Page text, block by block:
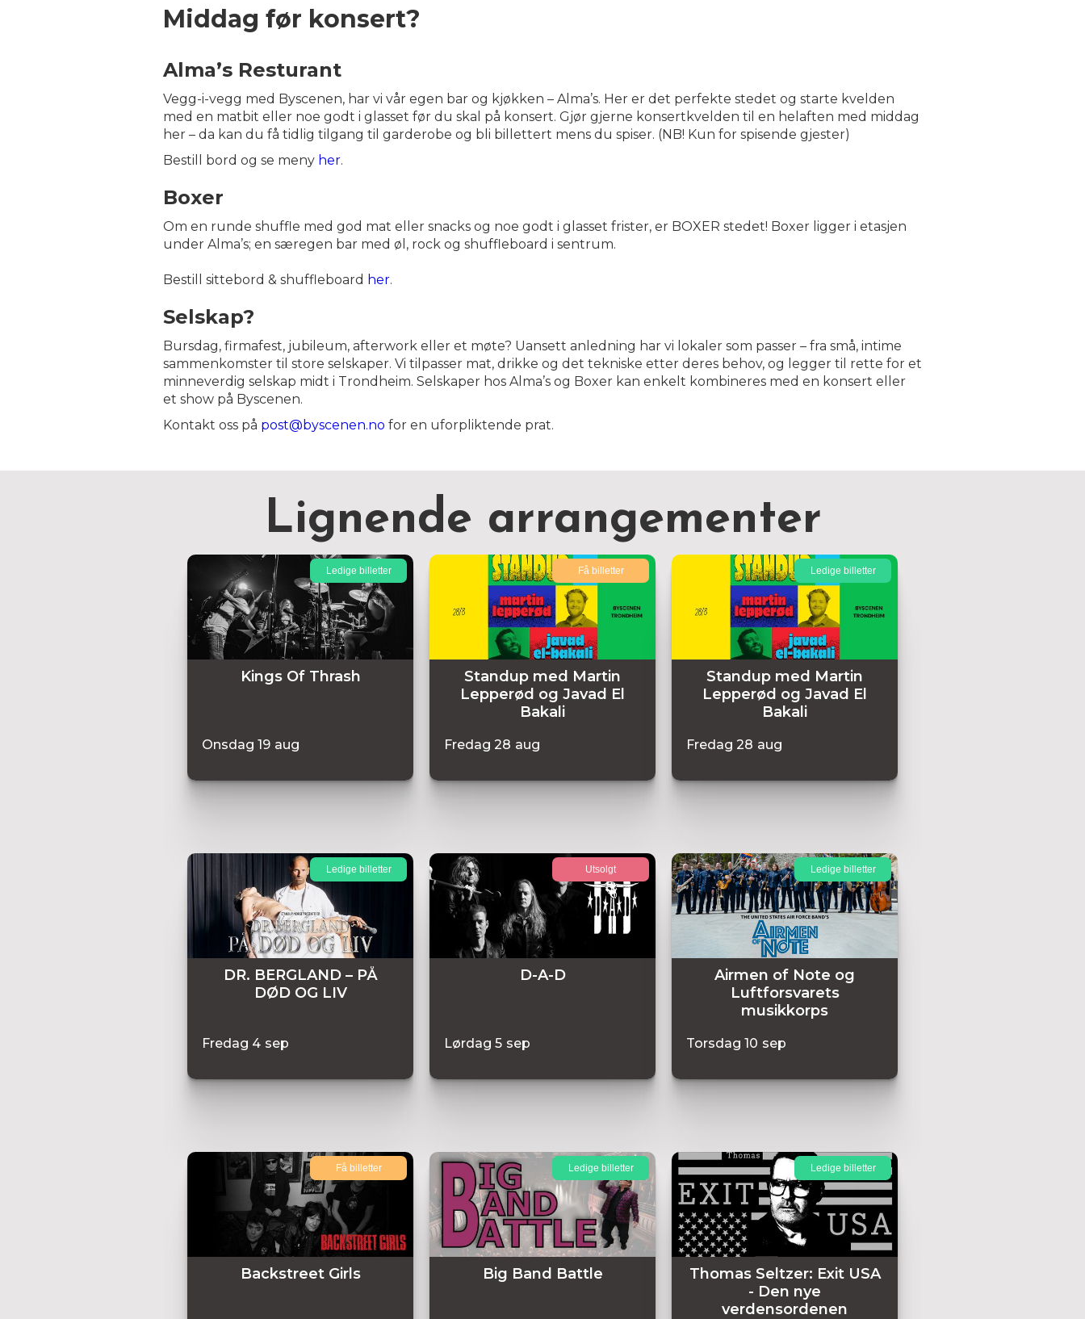
Middag før konsert?
Alma’s Resturant
Vegg-i-vegg med Byscenen, har vi vår egen bar og kjøkken – Alma’s. Her er det perfekte stedet og starte kvelden
med en matbit eller noe godt i glasset før du skal på konsert. Gjør gjerne konsertkvelden til en helaften med middag
her – da kan du få tidlig tilgang til garderobe og bli billettert mens du spiser. (NB! Kun for spisende gjester)
Bestill bord og se meny her.
Boxer
Om en runde shuffle med god mat eller snacks og noe godt i glasset frister, er BOXER stedet! Boxer ligger i etasjen
under Alma’s; en særegen bar med øl, rock og shuffleboard i sentrum.
Bestill sittebord & shuffleboard her.
Selskap?
Bursdag, firmafest, jubileum, afterwork eller et møte? Uansett anledning har vi lokaler som passer – fra små, intime
sammenkomster til store selskaper. Vi tilpasser mat, drikke og det tekniske etter deres behov, og legger til rette for et
minneverdig selskap midt i Trondheim. Selskaper hos Alma’s og Boxer kan enkelt kombineres med en konsert eller
et show på Byscenen.
Kontakt oss på post@byscenen.no for en uforpliktende prat.
Lignende arrangementer
Kings Of Thrash
Onsdag 19 aug
Ledige billetter
Standup med Martin
Lepperød og Javad El
Bakali
Fredag 28 aug
Få billetter
Standup med Martin
Lepperød og Javad El
Bakali
Fredag 28 aug
Ledige billetter
DR. BERGLAND – PÅ
DØD OG LIV
Fredag 4 sep
Ledige billetter
D-A-D
Lørdag 5 sep
Utsolgt
Airmen of Note og
Luftforsvarets
musikkorps
Torsdag 10 sep
Ledige billetter
Backstreet Girls
Få billetter
Big Band Battle
Ledige billetter
Thomas Seltzer: Exit USA
- Den nye
verdensordenen
Ledige billetter